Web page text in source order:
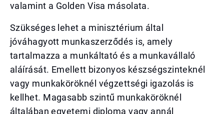
valamint a Golden Visa másolata.
Szükséges lehet a minisztérium által
jóváhagyott munkaszerződés is, amely
tartalmazza a munkáltató és a munkavállaló
aláírását. Emellett bizonyos készségszinteknél
vagy munkaköröknél végzettségi igazolás is
kellhet. Magasabb szintű munkaköröknél
általában egyetemi diploma vagy annál